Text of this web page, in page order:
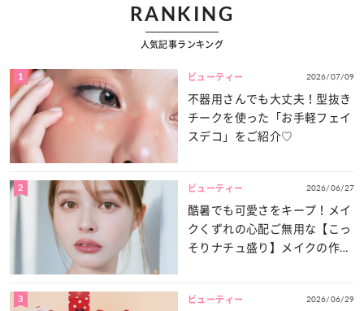
RANKING
人気記事ランキング
1 ビューティー 2026/07/09
不器用さんでも大丈夫！型抜き
チークを使った「お手軽フェイ
スデコ」をご紹介♡
2 ビューティー 2026/06/27
酷暑でも可愛さをキープ！メイ
クくずれの心配ご無用な【こっ
そりナチュ盛り】メイクの作り
3 ビューティー 2026/06/29